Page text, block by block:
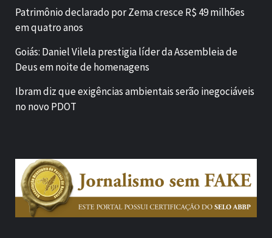
Patrimônio declarado por Zema cresce R$ 49 milhões
em quatro anos
Goiás: Daniel Vilela prestigia líder da Assembleia de
Deus em noite de homenagens
Ibram diz que exigências ambientais serão inegociáveis
no novo PDOT